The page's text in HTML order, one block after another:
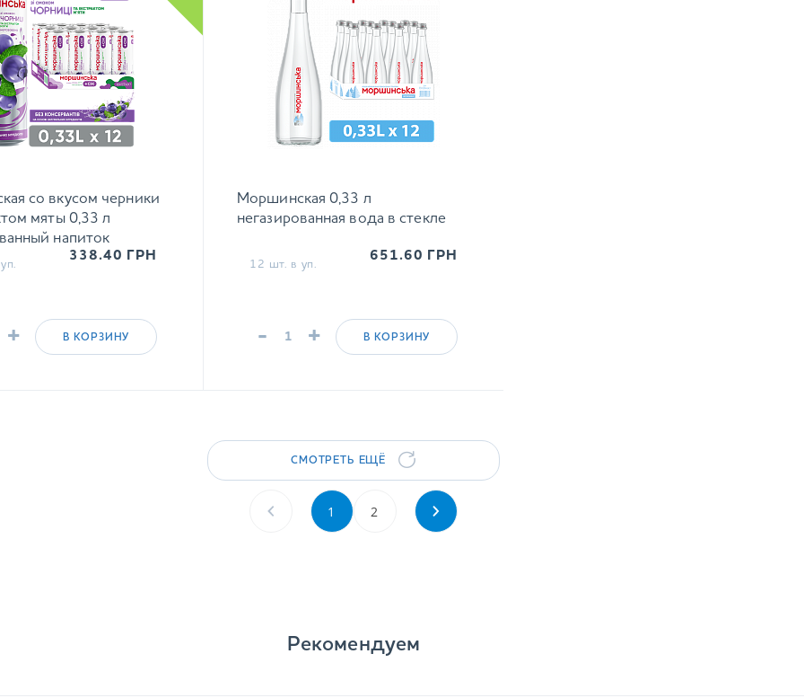
со вкусом черники
мяты 0,33 л
напиток
338.40 ГРН
+ В КОРЗИНУ
Моршинская 0,33 л
негазированная вода в стекле
12 шт. в уп.
651.60 ГРН
- + В КОРЗИНУ
СМОТРЕТЬ ЕЩЁ
1 2
Рекомендуем